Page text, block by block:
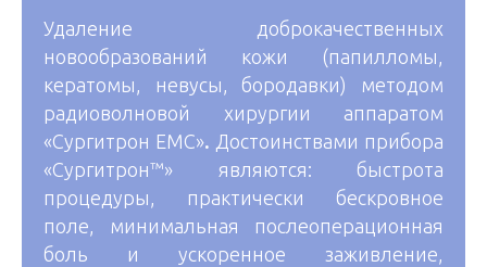
Удаление доброкачественных
новообразований кожи (папилломы,
кератомы, невусы, бородавки) методом
радиоволновой хирургии аппаратом
«Сургитрон ЕМС». Достоинствами прибора
«Сургитрон™» являются: быстрота
процедуры, практически бескровное
поле, минимальная послеоперационная
боль и ускоренное заживление,